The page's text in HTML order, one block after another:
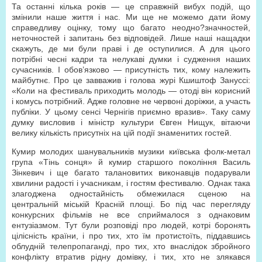
Та останні кілька років — це справжній вибух подій, що
змінили наше життя і нас. Ми ще не можемо дати йому
справедливу оцінку, тому що багато неодно?значностей,
неточностей і запитань без відповідей. Лише наші нащадки
скажуть, де ми були праві і де оступилися. А для цього
потрібні чесні кадри та нелукаві думки і судження наших
сучасників. І обов’язково — присутність тих, кому належить
майбутнє. Про це завважив і голова журі Кшиштоф Зануссі:
«Коли на фестиваль приходить молодь — отоді він корисний
і комусь потрібний. Адже головне не червоні доріжки, а участь
публіки. У цьому сенсі Чернігів приємно вразив». Таку саму
думку висловив і міністр культури Євген Нищук, вітаючи
велику кількість присутніх на цій події знаменитих гостей.
Кумир молодих шанувальників музики київська фолк-метал
група «Тінь сонця» й кумир старшого покоління Василь
Зінкевич і ще багато талановитих виконавців подарували
хвилини радості і учасникам, і гостям фестивалю. Однак така
злагоджена одностайність обмежилася сценою на
центральній міській Красній площі. Бо під час перегляду
конкурсних фільмів не все сприймалося з однаковим
ентузіазмом. Тут були розповіді про людей, котрі боронять
цілісність країни, і про тих, хто їм протистоїть, піддавшись
облудній телепропаганді, про тих, хто внаслідок збройного
конфлікту втратив рідну домівку, і тих, хто не злякався